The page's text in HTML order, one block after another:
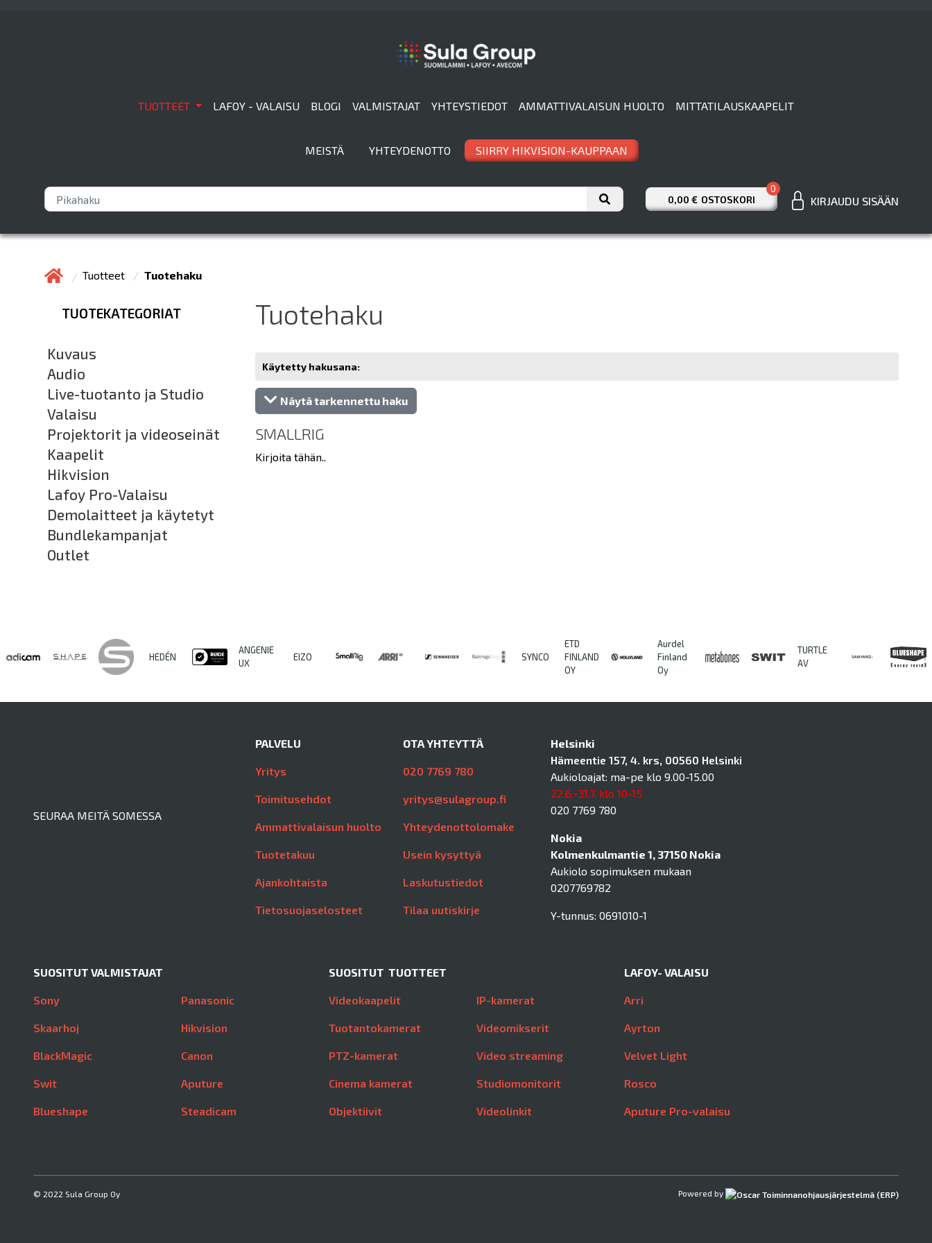
TUOTTEET LAFOY - VALAISU BLOGI VALMISTAJAT YHTEYSTIEDOT AMMATTIVALAISUN HUOLTO MITTATILAUSKAAPELIT
MEISTÄ YHTEYDENOTTO SIIRRY HIKVISION-KAUPPAAN
0,00 € OSTOSKORI
0
KIRJAUDU SISÄÄN
Tuotteet Tuotehaku
TUOTEKATEGORIAT
Kuvaus
Audio
Live-tuotanto ja Studio
Valaisu
Projektorit ja videoseinät
Kaapelit
Hikvision
Lafoy Pro-Valaisu
Demolaitteet ja käytetyt
Bundlekampanjat
Outlet
Tuotehaku
Käytetty hakusana:
Näytä tarkennettu haku
SMALLRIG
Kirjoita tähän..
HEDÉN
ANGENIE
UX
EIZO SYNCO
ETD
FINLAND
OY
Aurdel
Finland
Oy
TURTLE
AV
SEURAA MEITÄ SOMESSA
PALVELU
Yritys
Toimitusehdot
Ammattivalaisun huolto
Tuotetakuu
Ajankohtaista
Tietosuojaselosteet
OTA YHTEYTTÄ
020 7769 780
yritys@sulagroup.fi
Yhteydenottolomake
Usein kysyttyä
Laskutustiedot
Tilaa uutiskirje
Helsinki
Hämeentie 157, 4. krs, 00560 Helsinki
Aukioloajat: ma-pe klo 9.00-15.00
22.6.-31.7. klo 10-15
020 7769 780
Nokia
Kolmenkulmantie 1, 37150 Nokia
Aukiolo sopimuksen mukaan
0207769782
Y-tunnus: 0691010-1
SUOSITUT VALMISTAJAT
Sony
Skaarhoj
BlackMagic
Swit
Blueshape
Panasonic
Hikvision
Canon
Aputure
Steadicam
SUOSITUT TUOTTEET
Videokaapelit
Tuotantokamerat
PTZ-kamerat
Cinema kamerat
Objektiivit
IP-kamerat
Videomikserit
Video streaming
Studiomonitorit
Videolinkit
LAFOY- VALAISU
Arri
Ayrton
Velvet Light
Rosco
Aputure Pro-valaisu
© 2022 Sula Group Oy Powered by